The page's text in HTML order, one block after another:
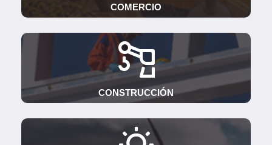
COMERCIO
CONSTRUCCIÓN